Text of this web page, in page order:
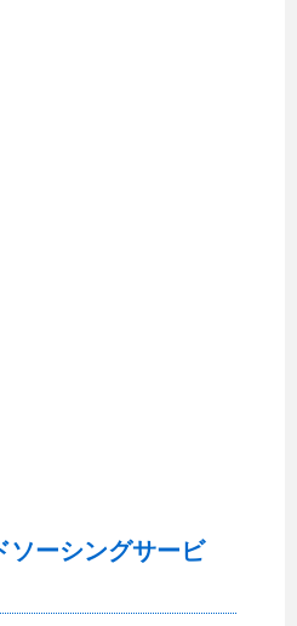
ソーシングサービ